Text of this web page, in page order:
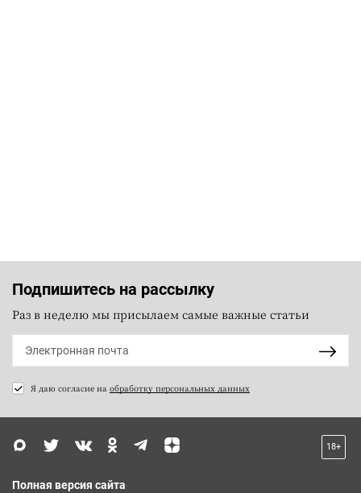
Подпишитесь на рассылку
Раз в неделю мы присылаем самые важные статьи
Я даю согласие на обработку персональных данных
18+
Полная версия сайта